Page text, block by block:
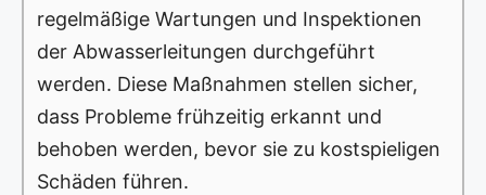
regelmäßige Wartungen und Inspektionen
der Abwasserleitungen durchgeführt
werden. Diese Maßnahmen stellen sicher,
dass Probleme frühzeitig erkannt und
behoben werden, bevor sie zu kostspieligen
Schäden führen.